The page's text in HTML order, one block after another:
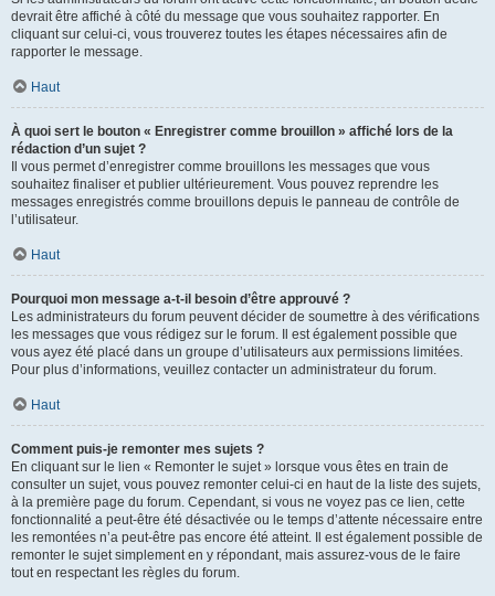
devrait être affiché à côté du message que vous souhaitez rapporter. En
cliquant sur celui-ci, vous trouverez toutes les étapes nécessaires afin de
rapporter le message.
Haut
À quoi sert le bouton « Enregistrer comme brouillon » affiché lors de la
rédaction d’un sujet ?
Il vous permet d’enregistrer comme brouillons les messages que vous
souhaitez finaliser et publier ultérieurement. Vous pouvez reprendre les
messages enregistrés comme brouillons depuis le panneau de contrôle de
l’utilisateur.
Haut
Pourquoi mon message a-t-il besoin d’être approuvé ?
Les administrateurs du forum peuvent décider de soumettre à des vérifications
les messages que vous rédigez sur le forum. Il est également possible que
vous ayez été placé dans un groupe d’utilisateurs aux permissions limitées.
Pour plus d’informations, veuillez contacter un administrateur du forum.
Haut
Comment puis-je remonter mes sujets ?
En cliquant sur le lien « Remonter le sujet » lorsque vous êtes en train de
consulter un sujet, vous pouvez remonter celui-ci en haut de la liste des sujets,
à la première page du forum. Cependant, si vous ne voyez pas ce lien, cette
fonctionnalité a peut-être été désactivée ou le temps d’attente nécessaire entre
les remontées n’a peut-être pas encore été atteint. Il est également possible de
remonter le sujet simplement en y répondant, mais assurez-vous de le faire
tout en respectant les règles du forum.